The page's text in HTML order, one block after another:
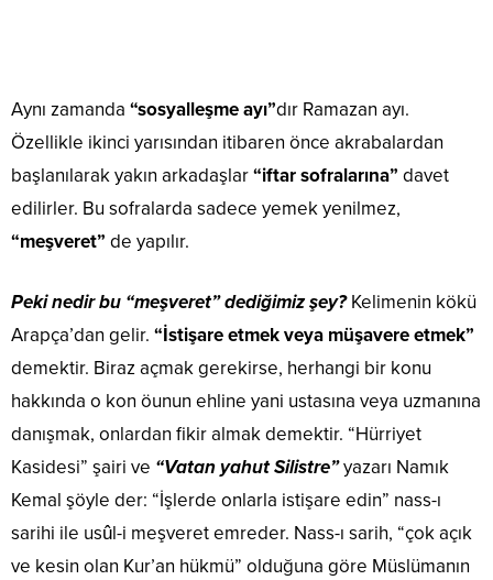
Aynı zamanda “sosyalleşme ayı”dır Ramazan ayı.
Özellikle ikinci yarısından itibaren önce akrabalardan
başlanılarak yakın arkadaşlar“iftar sofralarına” davet
edilirler. Bu sofralarda sadece yemek yenilmez,
“meşveret” de yapılır.
Peki nedir bu “meşveret” dediğimiz şey? Kelimenin kökü
Arapça’dan gelir. “İstişare etmek veya müşavere etmek”
demektir. Biraz açmak gerekirse, herhangi bir konu
hakkında o kon öunun ehline yani ustasına veya uzmanına
danışmak, onlardan fikir almak demektir. “Hürriyet
Kasidesi” şairi ve “Vatan yahut Silistre”yazarı Namık
Kemal şöyle der: “İşlerde onlarla istişare edin” nass-ı
sarihi ile usûl-i meşveret emreder. Nass-ı sarih, “çok açık
ve kesin olan Kur’an hükmü” olduğuna göre Müslümanın